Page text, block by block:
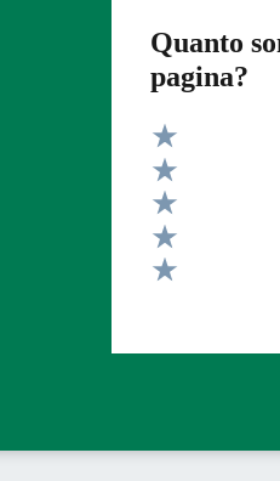
Quanto
pagina?
Valuta 5 stelle
Valuta 4 stelle
Valuta 3 stelle
Valuta 2 stelle